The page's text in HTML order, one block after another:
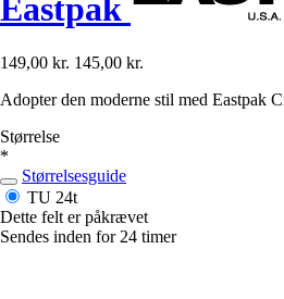
Eastpak
149,00 kr. 145,00 kr.
Adopter den moderne stil med Eastpak
Størrelse
*
Størrelsesguide
TU 24t
Dette felt er påkrævet
Sendes inden for 24 timer